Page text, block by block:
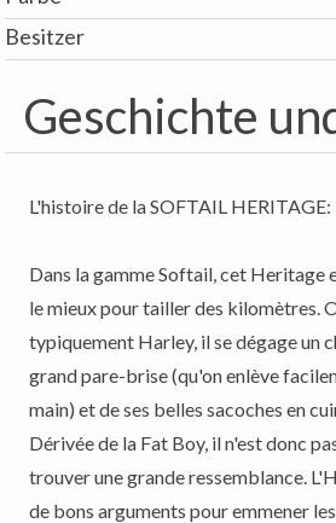
Besitzer
Geschichte
L'histoire de la SOFTAIL HERITAGE:
Dans la gamme Softail, cet Heritage
le mieux pour tailler des kilomètres.
typiquement Harley, il se dégage un
grand pare-brise (qu'on enlève
main) et de ses belles sacoches en
Dérivée de la Fat Boy, il n'est donc
trouver une grande ressemblance.
de bons arguments pour emmener